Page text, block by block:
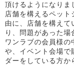
頂けるようになりま
店舗を構えるペッ
由に、店舗を構えて
り、問題があった場
ワンラブの会員様
や、イベント会場で
ダーをしている方か